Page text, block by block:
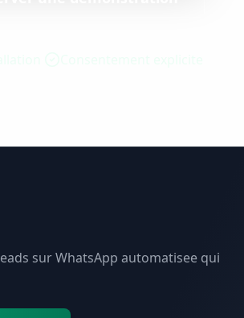
sur WhatsApp automatisee qui